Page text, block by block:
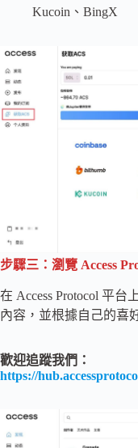
Kucoin、BingX
步驟三：瀏覽 Access
在 Access Protocol 平
內容，並根據自己的喜
歡迎追蹤我們：
https://